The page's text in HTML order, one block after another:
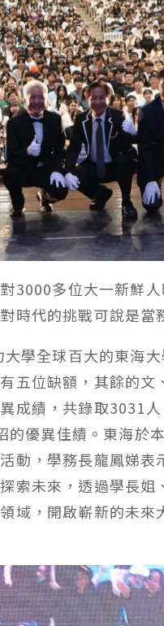
3000多位大一新鮮
時代的挑戰可說是當
學全球百大的東海
五位缺額，其餘的
成績，共錄取3031
的優異佳績。東海於
動，學務長龍鳳娣表
索未來，透過學長姐
域，開啟嶄新的未